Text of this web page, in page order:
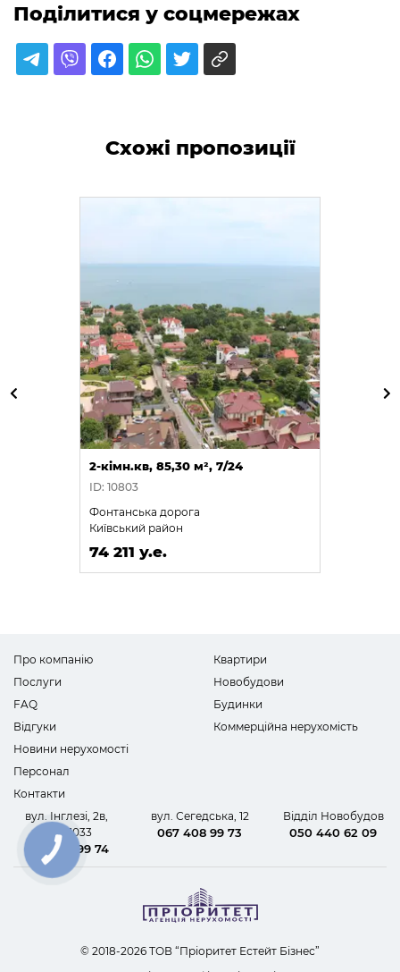
Поділитися у соцмережах
Схожі пропозиції
2-кімн.кв, 85,30 м², 7/24
ID: 10803
Фонтанська дорога
Київський район
74 211 у.е.
Про компанію
Послуги
FAQ
Відгуки
Новини нерухомості
Персонал
Контакти
Квартири
Новобудови
Будинки
Коммерційна нерухомість
вул. Інглезі, 2в,
офіс 1033
067 408 99 74
вул. Сегедська, 12
067 408 99 73
Відділ Новобудов
050 440 62 09
© 2018-2026 ТОВ “Пріоритет Естейт Бізнес”
КНОПКА
ЗВ'ЯЗКУ